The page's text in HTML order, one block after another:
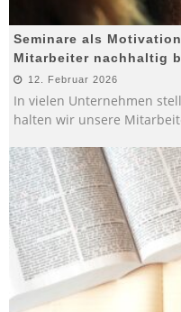
Seminare als
Mitarbeiter nachhaltig
12. Februar 2026
In vielen Unternehmen
halten wir unsere